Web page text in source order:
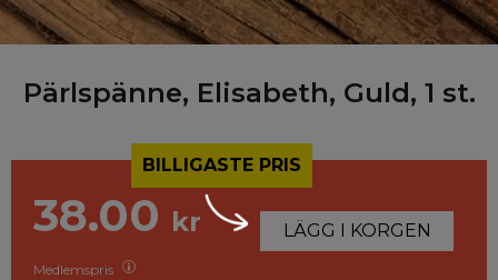
Pärlspänne, Elisabeth, Guld, 1 st.
BILLIGASTE PRIS
38.00 kr
Medlemspris
LÄGG I KORGEN